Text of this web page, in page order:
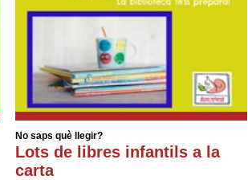
No saps què llegir?
Lots de libres infantils a la
carta